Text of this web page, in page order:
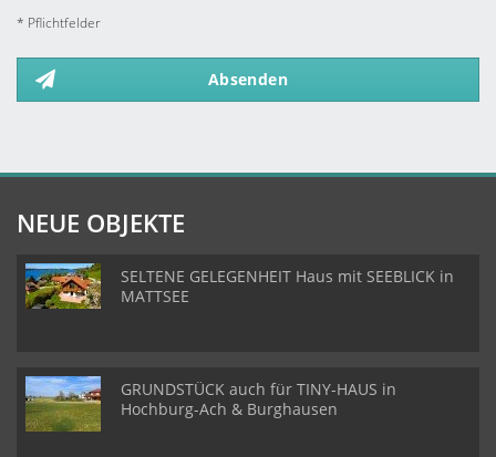
* Pflichtfelder
Absenden
NEUE OBJEKTE
SELTENE GELEGENHEIT Haus mit SEEBLICK in
MATTSEE
GRUNDSTÜCK auch für TINY-HAUS in
Hochburg-Ach & Burghausen